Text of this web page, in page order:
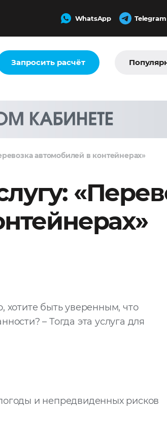
WhatsApp Telegram
Запросить расчёт
автомобилей в контейнерах»
хотите быть уверенным, что
– Тогда эта услуга для
и непредвиденных рисков